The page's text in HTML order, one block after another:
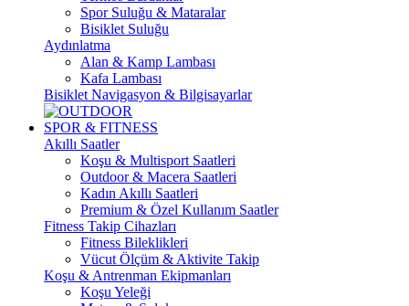
Spor Suluğu & Mataralar
Bisiklet Suluğu
Aydınlatma
Alan & Kamp Lambası
Kafa Lambası
Bisiklet Navigasyon & Bilgisayarlar
SPOR & FITNESS
Akıllı Saatler
Koşu & Multisport Saatleri
Outdoor & Macera Saatleri
Kadın Akıllı Saatleri
Premium & Özel Kullanım Saatler
Fitness Takip Cihazları
Fitness Bileklikleri
Vücut Ölçüm & Aktivite Takip
Koşu & Antrenman Ekipmanları
Koşu Yeleği